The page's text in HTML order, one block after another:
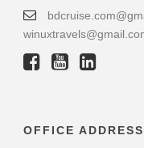
OFFICE ADDRESS